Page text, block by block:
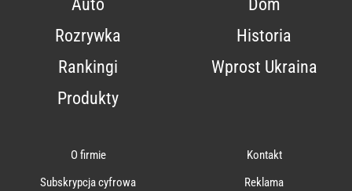
Auto
Dom
Rozrywka
Historia
Rankingi
Wprost Ukraina
Produkty
O firmie
Kontakt
Subskrypcja cyfrowa
Reklama